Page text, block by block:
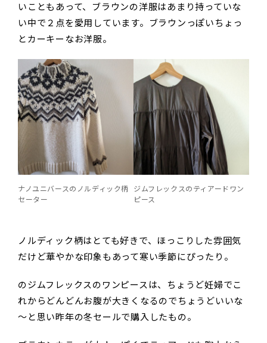
いこともあって、ブラウンの洋服はあまり持っていな
い中で２点を愛用しています。ブラウンっぽいちょっ
とカーキーなお洋服。
ナノユニバースのノルディック柄
セーター
ジムフレックスのティアードワン
ピース
ノルディック柄はとても好きで、ほっこりした雰囲気
だけど華やかな印象もあって寒い季節にぴったり。
のジムフレックスのワンピースは、ちょうど妊婦でこ
れからどんどんお腹が大きくなるのでちょうどいいな
～と思い昨年の冬セールで購入したもの。